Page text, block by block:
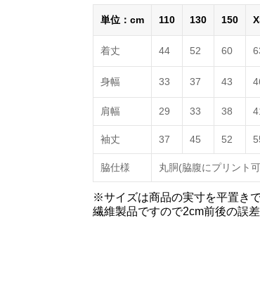
単位：cm 110 130 150
着丈 44 52 60
身幅 33 37 43
肩幅 29 33 38
袖丈 37 45 52
脇仕様 丸胴(脇腹にプリント
※サイズは商品の実寸を平置き
繊維製品ですので2cm前後の誤